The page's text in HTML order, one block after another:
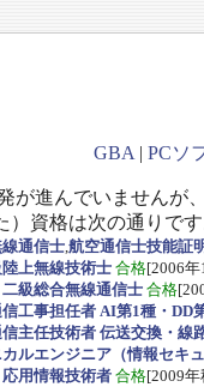
GBA | PCソ
が進んでいませんが
）資格は次の通りです
通信士,航空通信士技能証
上無線技術士 合格[2006
級総合無線通信士 合格
工事担任者 AI第1種・DD
主任技術者 伝送交換・線
ルエンジニア（情報セキ
用情報技術者 合格[2009